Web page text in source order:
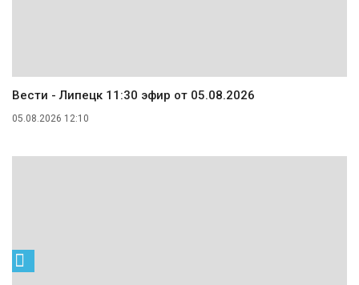
Вести - Липецк 11:30 эфир от 05.08.2026
05.08.2026 12:10